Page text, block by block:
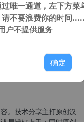
。技术分享主打原创汉
唯一通道，左下方菜
不要浪费你的时间
户不提供服务
确定